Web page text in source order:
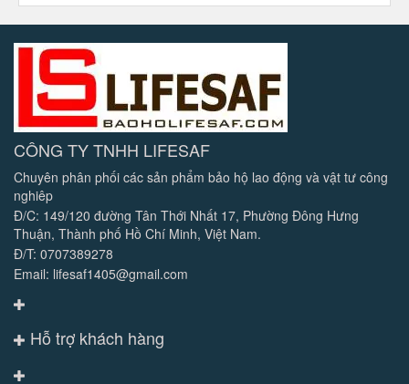
CÔNG TY TNHH LIFESAF
Chuyên phân phối các sản phẩm bảo hộ lao động và vật tư công
nghiêp
Đ/C: 149/120 đường Tân Thới Nhất 17, Phường Đông Hưng
Thuận, Thành phố Hồ Chí Minh, Việt Nam.
Đ/T: 0707389278
Email: lifesaf1405@gmail.com
Hỗ trợ khách hàng